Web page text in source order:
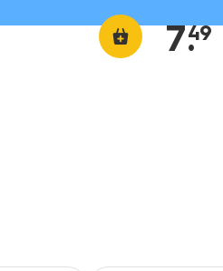
7.
49